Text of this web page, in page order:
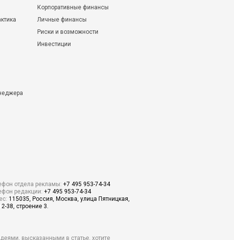
Корпоративные финансы
Личные финансы
Риски и возможности
Инвестиции
отдела рекламы: +7 495 953-74-34
редакции: +7 495 953-74-34
115035, Россия, Москва, улица Пятницкая,
38, строение 3.
высказанными в статье, хотите